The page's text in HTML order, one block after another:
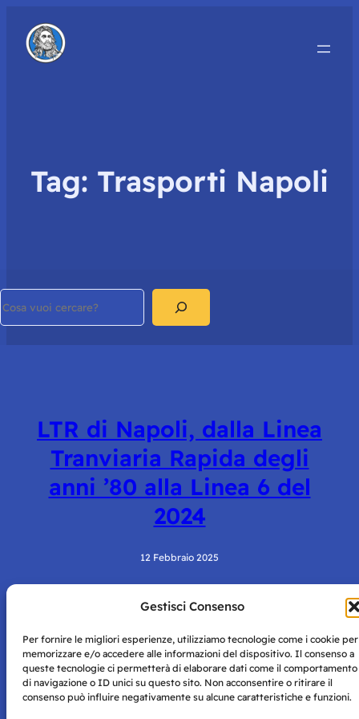
Gestisci Consenso
Per fornire le migliori esperienze, utilizziamo tecnologie come i cookie per
memorizzare e/o accedere alle informazioni del dispositivo. Il consenso a
queste tecnologie ci permetterà di elaborare dati come il comportamento
di navigazione o ID unici su questo sito. Non acconsentire o ritirare il
consenso può influire negativamente su alcune caratteristiche e funzioni.
Tag: Trasporti Napoli
LTR di Napoli, dalla Linea
Tranviaria Rapida degli
anni ’80 alla Linea 6 del
2024
12 Febbraio 2025